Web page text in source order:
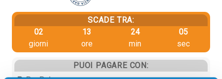
SCADE TRA:
02
giorni
13
ore
24
min
05
sec
PUOI PAGARE CON: